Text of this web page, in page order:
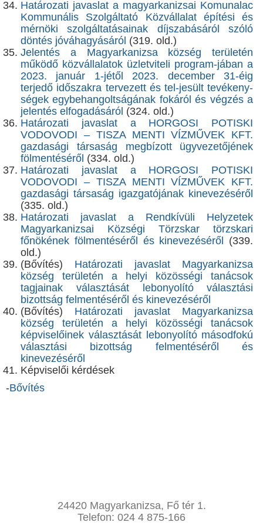
Határozati javaslat a magyarkanizsai Komunalac
Kommunális Szolgáltató Közvállalat építési és
mérnöki szolgáltatásainak díjszabásáról szóló
döntés jóváhagyásáról (319. old.)
Jelentés a Magyarkanizsa község területén
működő közvállalatok üzletviteli program-jában a
2023. január 1-jétől 2023. december 31-éig
terjedő időszakra tervezett és tel-jesült tevékeny-
ségek egybehangoltságának fokáról és végzés a
jelentés elfogadásáról (324. old.)
Határozati javaslat a HORGOSI POTISKI
VODOVODI – TISZA MENTI VÍZMŰVEK KFT.
gazdasági társaság megbízott ügyvezetőjének
fölmentéséről (334. old.)
Határozati javaslat a HORGOSI POTISKI
VODOVODI – TISZA MENTI VÍZMŰVEK KFT.
gazdasági társaság igazgatójának kinevezéséről
(335. old.)
Határozati javaslat a Rendkívüli Helyzetek
Magyarkanizsai Községi Törzskar törzskari
főnökének fölmentéséről és kinevezéséről (339.
old.)
(Bővítés) Határozati javaslat Magyarkanizsa
község területén a helyi közösségi tanácsok
tagjainak választását lebonyolító választási
bizottság felmentéséről és kinevezéséről
(Bővítés) Határozati javaslat Magyarkanizsa
község területén a helyi közösségi tanácsok
képviselőinek választását lebonyolító másodfokú
választási bizottság felmentéséről és
kinevezéséről
Képviselői kérdések
-Bővítés
24420 Magyarkanizsa, Fő tér 1.
Telefon: 024 4 875-166